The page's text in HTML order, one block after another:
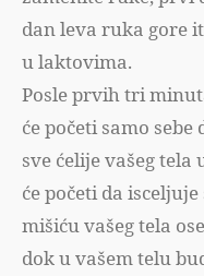
dan leva ruka gore
u laktovima.
Posle prvih tri
će početi samo
sve ćelije vašeg tela
će početi da
mišiću vašeg tela
dok u vašem telu